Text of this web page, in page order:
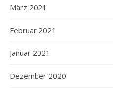
März 2021
Februar 2021
Januar 2021
Dezember 2020